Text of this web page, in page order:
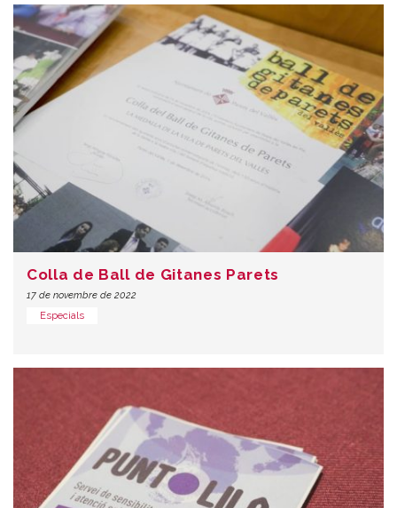
Colla de Ball de Gitanes Parets
17 de novembre de 2022
Especials